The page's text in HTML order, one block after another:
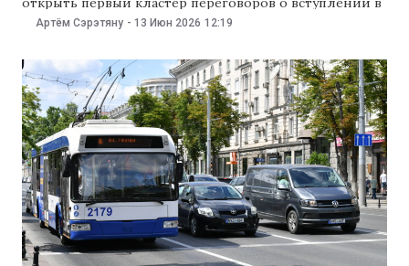
ЕС. По словам президента, этот шаг является важной
политической и моральной поддержкой для
Молдову с этим событием. «Благодарю всех наших
людей, которые борются за Украину. И благодарю
Артём Сэрэтяну - 13 Июн 2026 12:19